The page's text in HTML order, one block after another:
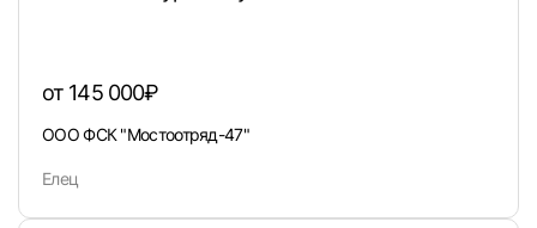
от 145 000₽
ООО ФСК "Мостоотряд-47"
Елец